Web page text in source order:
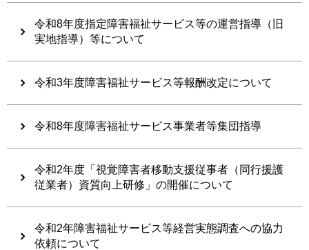
令和8年度指定障害福祉サービス等の運営指導（旧
実地指導）等について
令和3年度障害福祉サービス等報酬改定について
令和8年度障害福祉サービス事業者等集団指導
令和2年度「視覚障害者移動支援従事者（同行援護
従業者）資質向上研修」の開催について
令和2年障害福祉サービス等経営実態調査への協力
依頼について